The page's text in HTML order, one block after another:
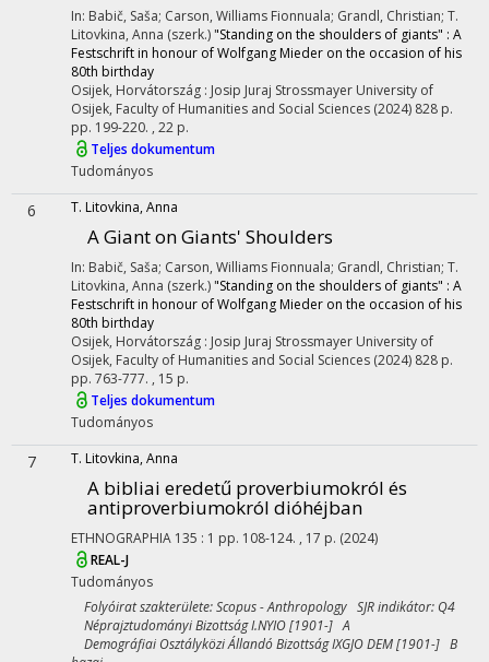
In: Babič, Saša; Carson, Williams Fionnuala; Grandl, Christian; T.
Litovkina, Anna (szerk.) "Standing on the shoulders of giants" : A
Festschrift in honour of Wolfgang Mieder on the occasion of his
80th birthday
Osijek, Horvátország : Josip Juraj Strossmayer University of
Osijek, Faculty of Humanities and Social Sciences (2024) 828 p.
pp. 199-220. , 22 p.
Teljes dokumentum
Tudományos
6 T. Litovkina, Anna
A Giant on Giants' Shoulders
In: Babič, Saša; Carson, Williams Fionnuala; Grandl, Christian; T.
Litovkina, Anna (szerk.) "Standing on the shoulders of giants" : A
Festschrift in honour of Wolfgang Mieder on the occasion of his
80th birthday
Osijek, Horvátország : Josip Juraj Strossmayer University of
Osijek, Faculty of Humanities and Social Sciences (2024) 828 p.
pp. 763-777. , 15 p.
Teljes dokumentum
Tudományos
7 T. Litovkina, Anna
A bibliai eredetű proverbiumokról és
antiproverbiumokról dióhéjban
ETHNOGRAPHIA 135 : 1 pp. 108-124. , 17 p. (2024)
REAL-J
Tudományos
Folyóirat szakterülete: Scopus - Anthropology SJR indikátor: Q4
Néprajztudományi Bizottság I.NYIO [1901-] A
Demográfiai Osztályközi Állandó Bizottság IXGJO DEM [1901-] B